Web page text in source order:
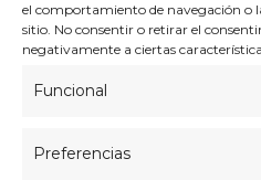
el comportamiento de navegación o
sitio. No consentir o retirar el
negativamente a ciertas
Funcional
Preferencias